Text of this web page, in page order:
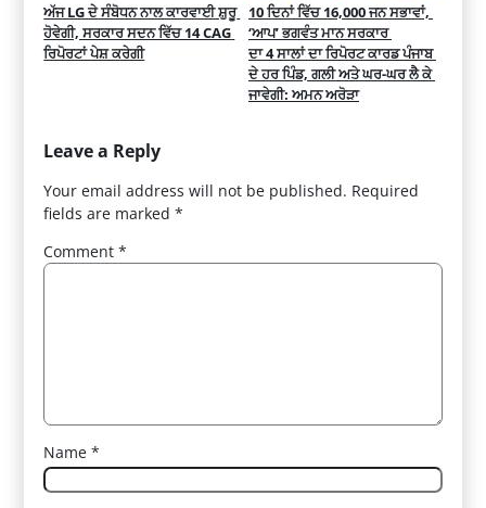
ਅੱਜ LG ਦੇ ਸੰਬੋਧਨ ਨਾਲ ਕਾਰਵਾਈ ਸ਼ੁਰੂ
ਹੋਵੇਗੀ, ਸਰਕਾਰ ਸਦਨ ਵਿੱਚ 14 CAG
ਰਿਪੋਰਟਾਂ ਪੇਸ਼ ਕਰੇਗੀ
10 ਦਿਨਾਂ ਵਿੱਚ 16,000 ਜਨ ਸਭਾਵਾਂ,
‘ਆਪ’ ਭਗਵੰਤ ਮਾਨ ਸਰਕਾਰ
ਦਾ 4 ਸਾਲਾਂ ਦਾ ਰਿਪੋਰਟ ਕਾਰਡ ਪੰਜਾਬ
ਦੇ ਹਰ ਪਿੰਡ, ਗਲੀ ਅਤੇ ਘਰ-ਘਰ ਲੈ ਕੇ
ਜਾਵੇਗੀ: ਅਮਨ ਅਰੋੜਾ
Leave a Reply
Your email address will not be published. Required
fields are marked*
Comment*
Name*